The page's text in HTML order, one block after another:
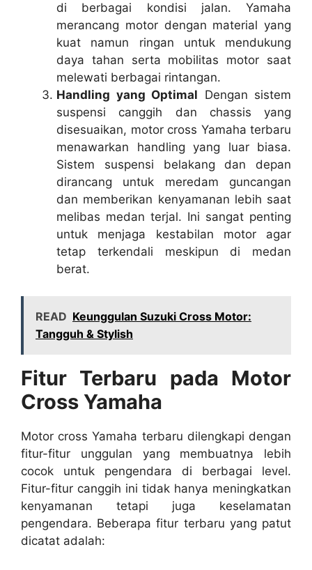
di berbagai kondisi jalan. Yamaha
merancang motor dengan material yang
kuat namun ringan untuk mendukung
daya tahan serta mobilitas motor saat
melewati berbagai rintangan.
Handling yang Optimal Dengan sistem
suspensi canggih dan chassis yang
disesuaikan, motor cross Yamaha terbaru
menawarkan handling yang luar biasa.
Sistem suspensi belakang dan depan
dirancang untuk meredam guncangan
dan memberikan kenyamanan lebih saat
melibas medan terjal. Ini sangat penting
untuk menjaga kestabilan motor agar
tetap terkendali meskipun di medan
berat.
READ Keunggulan Suzuki Cross Motor:
Tangguh & Stylish
Fitur Terbaru pada Motor
Cross Yamaha
Motor cross Yamaha terbaru dilengkapi dengan
fitur-fitur unggulan yang membuatnya lebih
cocok untuk pengendara di berbagai level.
Fitur-fitur canggih ini tidak hanya meningkatkan
kenyamanan tetapi juga keselamatan
pengendara. Beberapa fitur terbaru yang patut
dicatat adalah: